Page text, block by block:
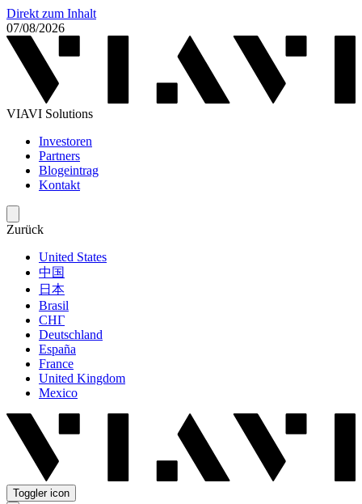
Direkt zum Inhalt
07/08/2026
VIAVI Solutions
Investoren
Partners
Blogeintrag
Kontakt
Zurück
United States
中国
日本
Brasil
СНГ
Deutschland
España
France
United Kingdom
Mexico
Toggler icon